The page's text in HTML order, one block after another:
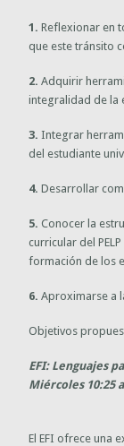
1. Reflexionar en
que este tránsito
2. Adquirir
integralidad de la
3. Integrar
del estudiante
4. Desarrollar
5. Conocer la
curricular del
formación de los
6. Aproximarse a
Objetivos
EFI: Lenguajes
Miércoles 10:25
El EFI ofrece una